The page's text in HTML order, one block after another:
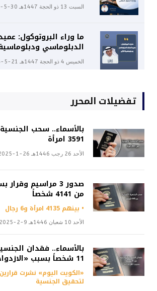
السبت 13 ذو الحجة 1447هـ 30-5-2026م
ما وراء البروتوكول:
الدبلوماسي ودبلوماسية
الخميس 4 ذو الحجة 1447هـ 21-5-2026م
تفضيلات المحرر
بالأسماء.. سحب
3591 امرأة
الأحد 26 رجب 1446هـ 26-1-2025م
صدور 3 مراسيم
من 4141 شخصاً
• بينهم 4135 امرأة و6 رجال
الأحد 10 شعبان 1446هـ 9-2-2025م
بالأسماء.. فقدان
11 شخصاً بسبب «الازدواجية»
«الكويت اليوم» نشرت قرارين
لتحقيق الجنسية